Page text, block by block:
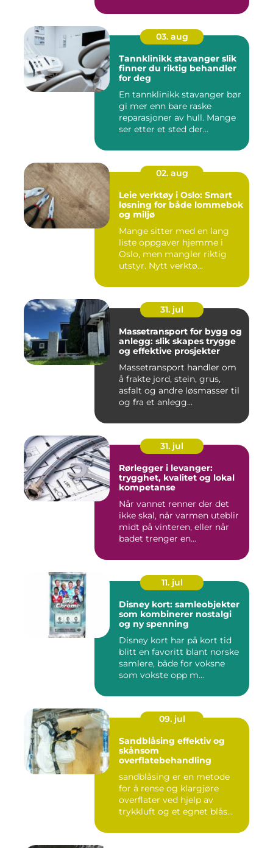
03. aug
Tannklinikk stavanger slik
finner du riktig behandler
for deg
En tannklinikk stavanger bør
gi mer enn bare raske
reparasjoner av hull. Mange
ser etter et sted der...
02. aug
Leie verktøy i Oslo: Smart
løsning for både lommebok
og miljø
Mange sitter med en lang
liste oppgaver hjemme i
Oslo, men mangler riktig
utstyr. Nytt verktø...
31. jul
Massetransport for bygg og
anlegg: slik skapes trygge
og effektive prosjekter
Massetransport handler om
å frakte jord, stein, grus,
asfalt og andre løsmasser til
og fra et anlegg...
31. jul
Rørlegger i levanger:
trygghet, kvalitet og lokal
kompetanse
Når vannet renner der det
ikke skal, når varmen uteblir
midt på vinteren, eller når
badet trenger en...
11. jul
Disney kort: samleobjekter
som kombinerer nostalgi
og ny spenning
Disney kort har på kort tid
blitt en favoritt blant norske
samlere, både for voksne
som vokste opp m...
09. jul
Sandblåsing effektiv og
skånsom
overflatebehandling
sandblåsing er en metode
for å rense og klargjøre
overflater ved hjelp av
trykkluft og et egnet blås...